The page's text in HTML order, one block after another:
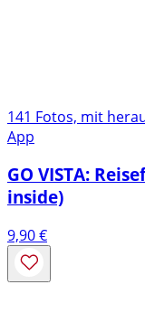
141 Fotos, mit
App
GO VISTA:
inside)
9,90€